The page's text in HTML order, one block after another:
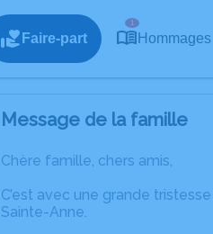
Faire-part
1
Hommages
Message de la famille
Chère famille, chers amis,
C’est avec une grande
Sainte-Anne.